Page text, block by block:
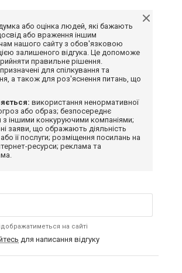
або оцінка людей, які бажають
або враження іншим
нашого сайту з обов'язковою
залишеного відгука. Це допоможе
правильне рішення.
для спілкування та
а також для роз'яснення питань, що
використання ненормативної
або образ; безпосереднє
з іншими конкуруючими компаніями;
заяви, що ображають діяльність
або її послуги; розміщення посилань на
ресурси; реклама та
на сайті
для написання відгуку